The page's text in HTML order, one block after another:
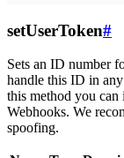
setUserToken#
Sets an ID number
handle this ID in
this method you
Webhooks. We
spoofing.